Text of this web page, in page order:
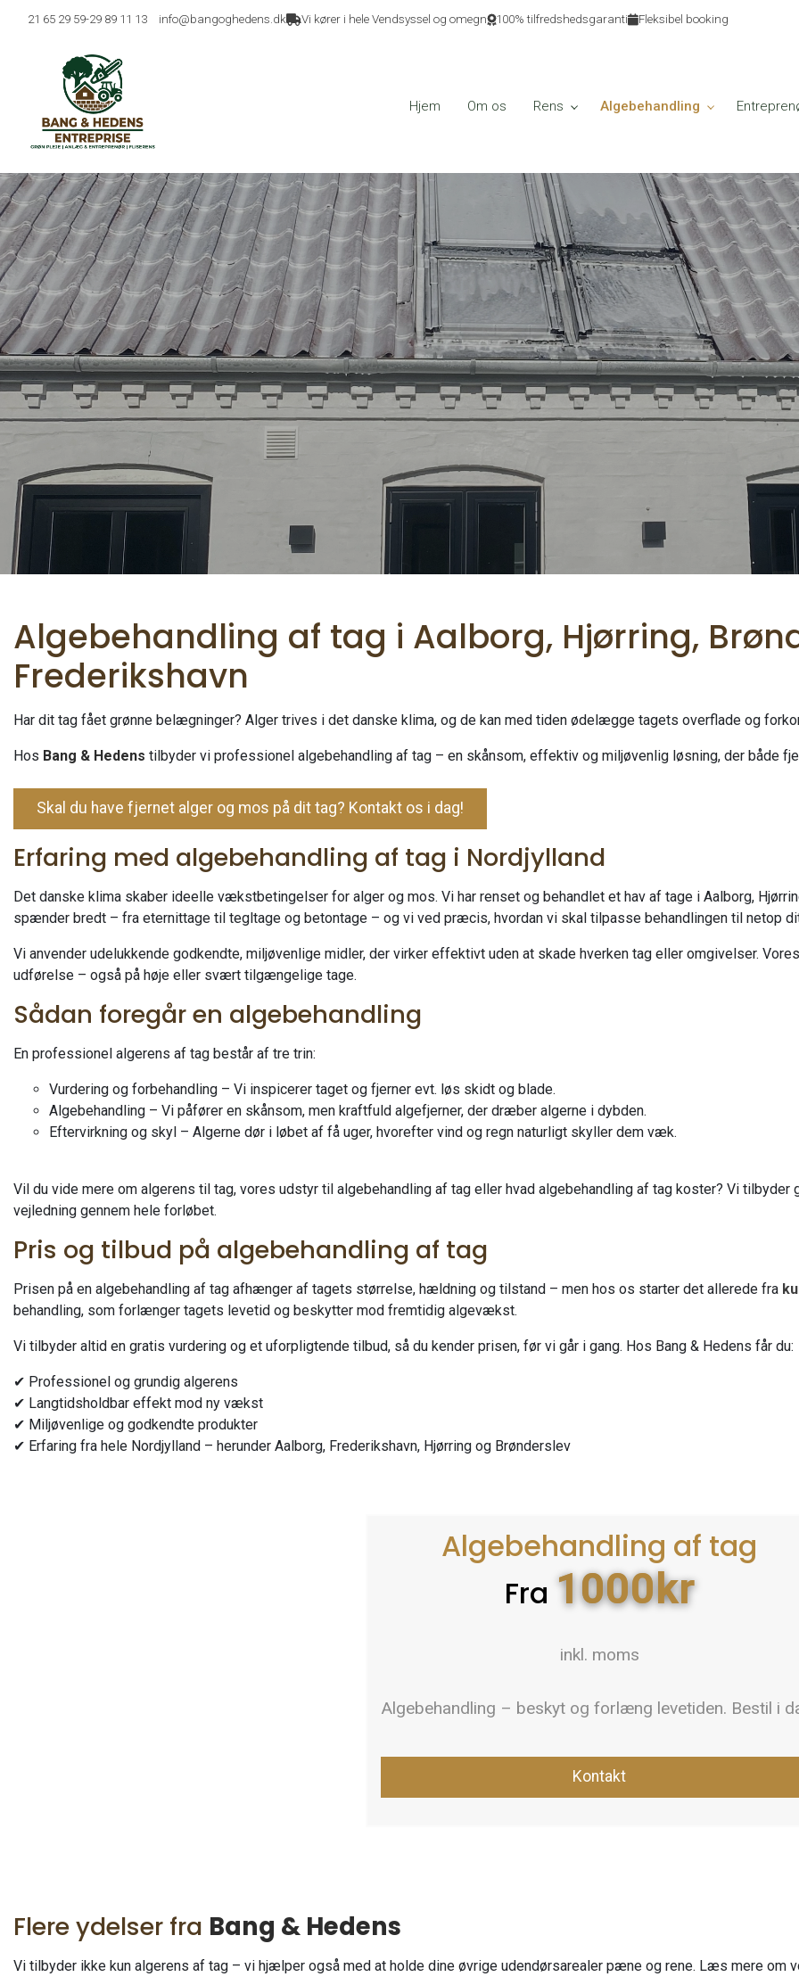
hovedindhold
21 65 29 59-29 89 11 13 info@bangoghedens.dk Vi kører i hele Vendsyssel og omegn 100% tilfredshedsgaranti Fleksibel booking
Hjem Om os Rens Algebehandling
Algebehandling af tag i Aalborg, Hjørring,
Frederikshavn
Har dit tag fået grønne belægninger? Alger trives i det danske klima, og de kan med tiden ødelægge tagets overflade og
Hos Bang & Hedens tilbyder vi professionel algebehandling af tag – en skånsom, effektiv og miljøvenlig løsning, der både
Skal du have fjernet alger og mos på dit tag? Kontakt os i dag!
Erfaring med algebehandling af tag i Nordjylland
Det danske klima skaber ideelle vækstbetingelser for alger og mos. Vi har renset og behandlet et hav af tage i Aalborg,
spænder bredt – fra eternittage til tegltage og betontage – og vi ved præcis, hvordan vi skal tilpasse behandlingen til netop
Vi anvender udelukkende godkendte, miljøvenlige midler, der virker effektivt uden at skade hverken tag eller omgivelser.
udførelse – også på høje eller svært tilgængelige tage.
Sådan foregår en algebehandling
En professionel algerens af tag består af tre trin:
Vurdering og forbehandling – Vi inspicerer taget og fjerner evt. løs skidt og blade.
Algebehandling – Vi påfører en skånsom, men kraftfuld algefjerner, der dræber algerne i dybden.
Eftervirkning og skyl – Algerne dør i løbet af få uger, hvorefter vind og regn naturligt skyller dem væk.
Vil du vide mere om algerens til tag, vores udstyr til algebehandling af tag eller hvad algebehandling af tag koster? Vi
vejledning gennem hele forløbet.
Pris og tilbud på algebehandling af tag
Prisen på en algebehandling af tag afhænger af tagets størrelse, hældning og tilstand – men hos os starter det allerede fra
behandling, som forlænger tagets levetid og beskytter mod fremtidig algevækst.
Vi tilbyder altid en gratis vurdering og et uforpligtende tilbud, så du kender prisen, før vi går i gang. Hos Bang & Hedens får du:
✔ Professionel og grundig algerens
✔ Langtidsholdbar effekt mod ny vækst
✔ Miljøvenlige og godkendte produkter
✔ Erfaring fra hele Nordjylland – herunder Aalborg, Frederikshavn, Hjørring og Brønderslev
Algebehandling af tag
Fra 1000kr
inkl. moms
Algebehandling – beskyt og forlæng levetiden. Bestil i
Kontakt
Flere ydelser fra Bang & Hedens
Vi tilbyder ikke kun algerens af tag – vi hjælper også med at holde dine øvrige udendørsarealer pæne og rene. Læs mere om